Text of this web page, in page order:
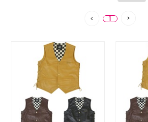
ナップスメンバーズ
コーポレートサイト
採用情報
1